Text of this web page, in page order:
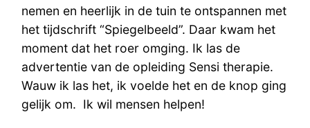
nemen en heerlijk in de tuin te ontspannen met
het tijdschrift “Spiegelbeeld”. Daar kwam het
moment dat het roer omging. Ik las de
advertentie van de opleiding Sensi therapie.
Wauw ik las het, ik voelde het en de knop ging
gelijk om. Ik wil mensen helpen!